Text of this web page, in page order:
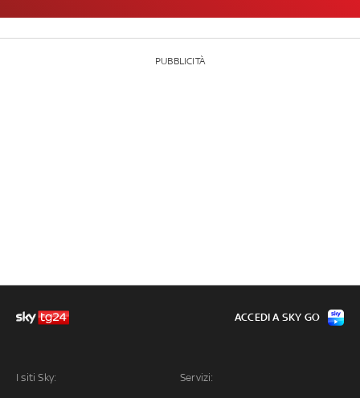
PUBBLICITÀ
I siti Sky: Servizi:
ACCEDI A SKY GO